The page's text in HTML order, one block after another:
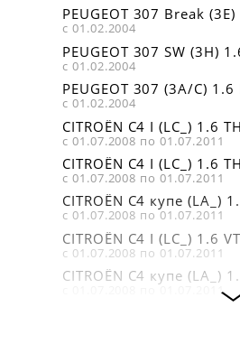
PEUGEOT 307 Break
с 01.02.2004
PEUGEOT 307 SW (3H)
с 01.02.2004
PEUGEOT 307 (3A/C)
с 01.02.2004
CITROËN C4 I (LC_) 1.6
с 01.07.2008 по 01.07.2011
CITROËN C4 I (LC_) 1.6
с 01.07.2008 по 01.07.2011
CITROËN C4 купе (LA_)
с 01.07.2008 по 01.07.2011
CITROËN C4 I (LC_) 1.6
с 01.07.2008 по 01.07.2011
CITROËN C4 купе (LA_)
с 01.07.2008 по 01.07.2011